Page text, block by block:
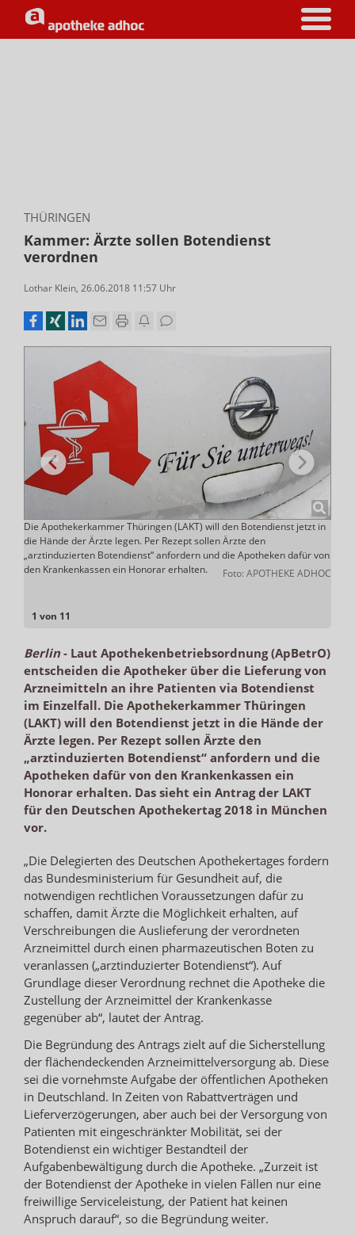
THÜRINGEN
Kammer: Ärzte sollen Botendienst
verordnen
Lothar Klein, 26.06.2018 11:57 Uhr
1 von 11
Die Apothekerkammer Thüringen (LAKT) will den Botendienst jetzt in
die Hände der Ärzte legen. Per Rezept sollen Ärzte den
„arztinduzierten Botendienst“ anfordern und die Apotheken dafür von
den Krankenkassen ein Honorar erhalten.
Foto: APOTHEKE ADHOC
Berlin- Laut Apothekenbetriebsordnung (ApBetrO)
entscheiden die Apotheker über die Lieferung von
Arzneimitteln an ihre Patienten via Botendienst
im Einzelfall. Die Apothekerkammer Thüringen
(LAKT) will den Botendienst jetzt in die Hände der
Ärzte legen. Per Rezept sollen Ärzte den
„arztinduzierten Botendienst“ anfordern und die
Apotheken dafür von den Krankenkassen ein
Honorar erhalten. Das sieht ein Antrag der LAKT
für den Deutschen Apothekertag 2018 in München
vor.
„Die Delegierten des Deutschen Apothekertages fordern
das Bundesministerium für Gesundheit auf, die
notwendigen rechtlichen Voraussetzungen dafür zu
schaffen, damit Ärzte die Möglichkeit erhalten, auf
Verschreibungen die Auslieferung der verordneten
Arzneimittel durch einen pharmazeutischen Boten zu
veranlassen („arztinduzierter Botendienst“). Auf
Grundlage dieser Verordnung rechnet die Apotheke die
Zustellung der Arzneimittel der Krankenkasse
gegenüber ab“, lautet der Antrag.
Die Begründung des Antrags zielt auf die Sicherstellung
der flächendeckenden Arzneimittelversorgung ab. Diese
sei die vornehmste Aufgabe der öffentlichen Apotheken
in Deutschland. In Zeiten von Rabattverträgen und
Lieferverzögerungen, aber auch bei der Versorgung von
Patienten mit eingeschränkter Mobilität, sei der
Botendienst ein wichtiger Bestandteil der
Aufgabenbewältigung durch die Apotheke. „Zurzeit ist
der Botendienst der Apotheke in vielen Fällen nur eine
freiwillige Serviceleistung, der Patient hat keinen
Anspruch darauf“, so die Begründung weiter.